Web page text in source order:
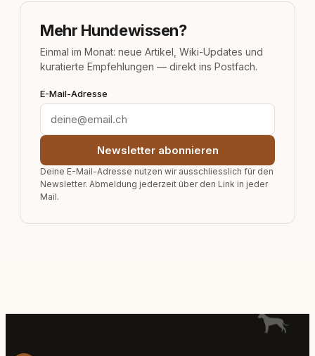
Mehr Hundewissen?
Einmal im Monat: neue Artikel, Wiki-Updates und
kuratierte Empfehlungen — direkt ins Postfach.
E-Mail-Adresse
Newsletter abonnieren
Deine E-Mail-Adresse nutzen wir ausschliesslich für den
Newsletter. Abmeldung jederzeit über den Link in jeder
Mail.